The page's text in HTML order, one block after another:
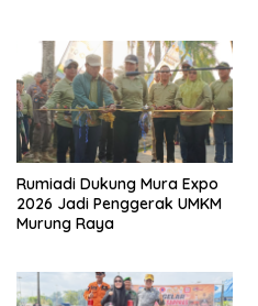
Rumiadi Dukung Mura Expo
2026 Jadi Penggerak UMKM
Murung Raya